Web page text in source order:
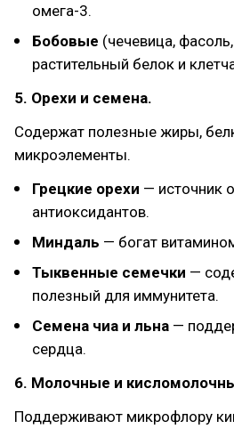
омега-3.
Бобовые (чечевица,
растительный белок и
5. Орехи и семена.
Содержат полезные жиры,
микроэлементы.
Грецкие орехи — источник
антиоксидантов.
Миндаль — богат
Тыквенные семечки —
полезный для иммунитета.
Семена чиа и льна —
сердца.
6. Молочные и
Поддерживают микрофлору